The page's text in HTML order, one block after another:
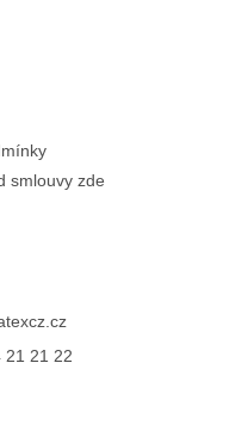
smlouvy zde
21 21 22